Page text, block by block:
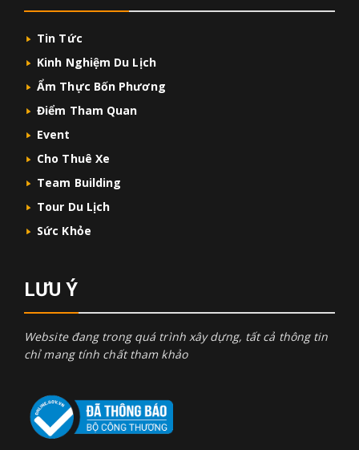
Tin Tức
Kinh Nghiệm Du Lịch
Ẩm Thực Bốn Phương
Điểm Tham Quan
Event
Cho Thuê Xe
Team Building
Tour Du Lịch
Sức Khỏe
LƯU Ý
Website đang trong quá trình xây dựng, tất cả thông tin
chỉ mang tính chất tham khảo